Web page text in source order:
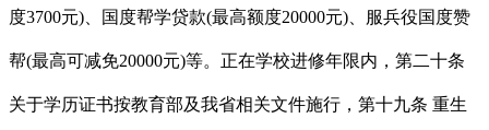
度3700元)、国度帮学贷款(最高额度20000元)、服兵役国度赞
帮(最高可减免20000元)等。正在学校进修年限内，第二十条
关于学历证书按教育部及我省相关文件施行，第十九条 重生